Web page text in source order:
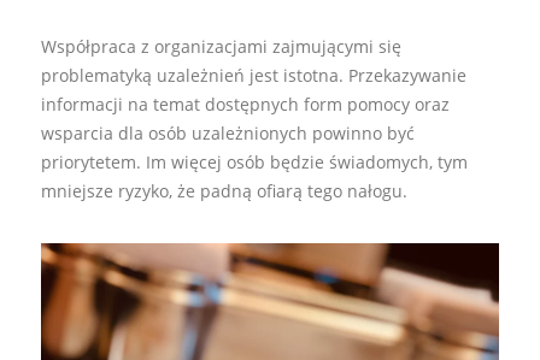
Współpraca z organizacjami zajmującymi się
problematyką uzależnień jest istotna. Przekazywanie
informacji na temat dostępnych form pomocy oraz
wsparcia dla osób uzależnionych powinno być
priorytetem. Im więcej osób będzie świadomych, tym
mniejsze ryzyko, że padną ofiarą tego nałogu.